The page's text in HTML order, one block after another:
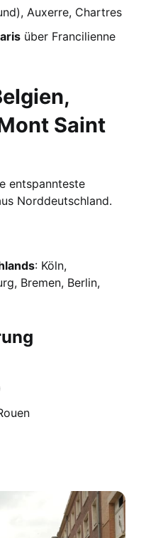
Auxerre, Chartres
über Francilienne
Saint
entspannteste
Norddeutschland.
: Köln,
Bremen, Berlin,